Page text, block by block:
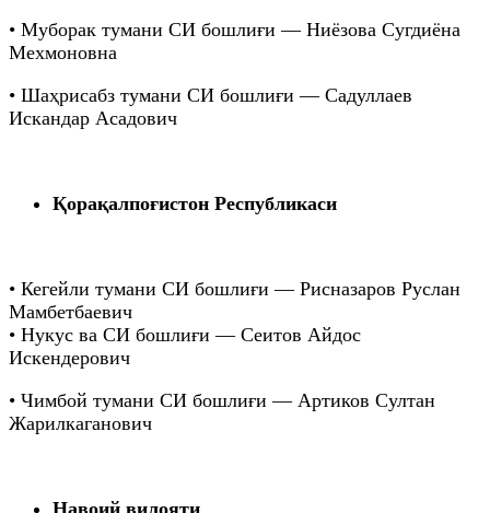
• Муборак тумани СИ бошлиғи — Ниёзова Сугдиёна
Мехмоновна
• Шаҳрисабз тумани СИ бошлиғи — Садуллаев
Искандар Асадович
Қорақалпоғистон Республикаси
• Кегейли тумани СИ бошлиғи — Рисназаров Руслан
Мамбетбаевич
• Нукус ва СИ бошлиғи — Сеитов Айдос
Искендерович
• Чимбой тумани СИ бошлиғи — Артиков Султан
Жарилкаганович
Навоий вилояти